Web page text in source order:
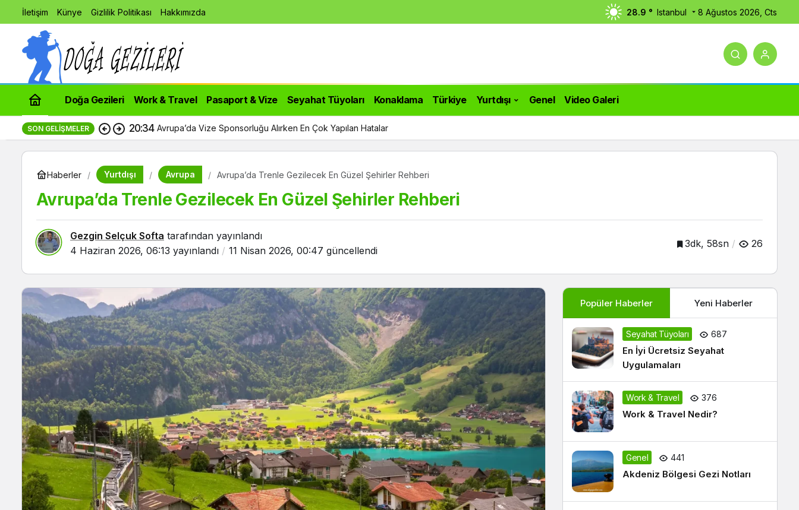
İletişim Künye Gizlilik Politikası Hakkımızda 28.9 ° Istanbul 8 Ağustos 2026, Cts
Doğa Gezileri Work & Travel Pasaport & Vize Seyahat Tüyoları Konaklama Türkiye Yurtdışı Genel Video Galeri
SON GELIŞMELER 20:34 Avrupa’da Vize Sponsorluğu Alırken En Çok Yapılan Hatalar
Haberler Yurtdışı Avrupa Avrupa’da Trenle Gezilecek En Güzel Şehirler Rehberi
Avrupa’da Trenle Gezilecek En Güzel Şehirler Rehberi
Gezgin Selçuk Softa tarafından yayınlandı
4 Haziran 2026, 06:13 yayınlandı 11 Nisan 2026, 00:47 güncellendi
3dk, 58sn 26
Popüler Haberler Yeni Haberler
Seyahat Tüyoları 687
En İyi Ücretsiz Seyahat
Uygulamaları
Work & Travel 376
Work & Travel Nedir?
Genel 441
Akdeniz Bölgesi Gezi Notları